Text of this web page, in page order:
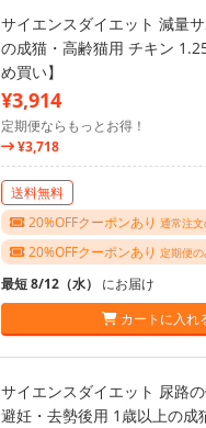
サイエンスダイエット 減量
の成猫・高齢猫用 チキン
め買い】
¥3,914
定期便ならもっとお得！
¥3,718
送料無料
20%OFFクーポンあり 通常注
20%OFFクーポンあり 定期便
最短 8/12（水） にお届け
カートに入れ
サイエンスダイエット 尿路
避妊・去勢後用 1歳以上の成